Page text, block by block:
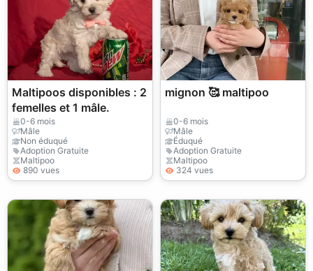
Maltipoos disponibles : 2
femelles et 1 mâle.
0-6 mois
Mâle
Non éduqué
Adoption Gratuite
Maltipoo
890 vues
mignon 🥰 maltipoo
0-6 mois
Mâle
Éduqué
Adoption Gratuite
Maltipoo
324 vues